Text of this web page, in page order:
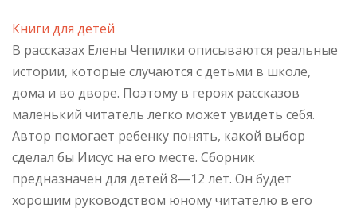
Книги для детей
В рассказах Елены Чепилки описываются реальные
истории, которые случаются с детьми в школе,
дома и во дворе. Поэтому в героях рассказов
маленький читатель легко может увидеть себя.
Автор помогает ребенку понять, какой выбор
сделал бы Иисус на его месте. Сборник
предназначен для детей 8—12 лет. Он будет
хорошим руководством юному читателю в его